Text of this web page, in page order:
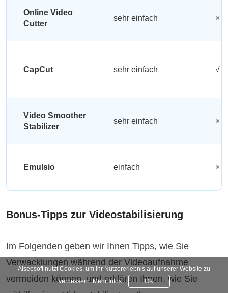
Online Video
Cutter
sehr einfach ×
CapCut sehr einfach √
Video Smoother
Stabilizer
sehr einfach ×
Emulsio einfach ×
Bonus-Tipps zur Videostabilisierung
Im Folgenden geben wir Ihnen Tipps, wie Sie
Verwacklungen während der Videoaufnahme
vermeiden können, und erklären Ihnen, wie Sie
Aiseesoft nutzt Cookies, um Ihr Nutzererlebnis auf unserer Website zu
verbessern.Mehr Infos OK